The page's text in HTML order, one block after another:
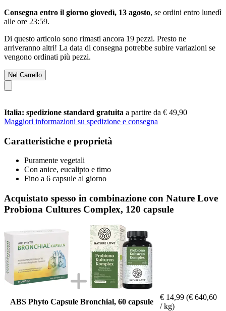
Consegna entro il giorno giovedì, 13 agosto, se ordini entro lunedì
alle ore 23:59.
Di questo articolo sono rimasti ancora 19 pezzi. Presto ne
arriveranno altri! La data di consegna potrebbe subire variazioni se
vengono ordinati più pezzi.
Nel Carrello
Italia: spedizione standard gratuita a partire da € 49,90
Maggiori informazioni su spedizione e consegna
Caratteristiche e proprietà
Puramente vegetali
Con anice, eucalipto e timo
Fino a 6 capsule al giorno
Acquistato spesso in combinazione con Nature Love
Probiona Cultures Complex, 120 capsule
ABS Phyto Capsule Bronchial, 60 capsule
€ 14,99 (€ 640,60
/ kg)